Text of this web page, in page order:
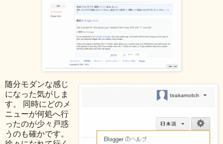
随分モダンな感じ
になった気がしま
す。 同時にどのメ
ニューが何処へ行
ったのが少々戸惑
うのも確かです。